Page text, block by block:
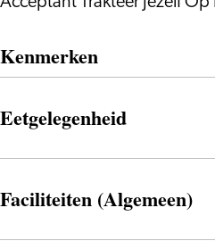
Kenmerken
Eetgelegenheid
Faciliteiten (Algemeen)